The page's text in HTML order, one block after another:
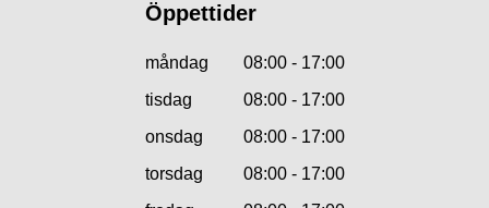
Öppettider
måndag
08:00 - 17:00
tisdag
08:00 - 17:00
onsdag
08:00 - 17:00
torsdag
08:00 - 17:00